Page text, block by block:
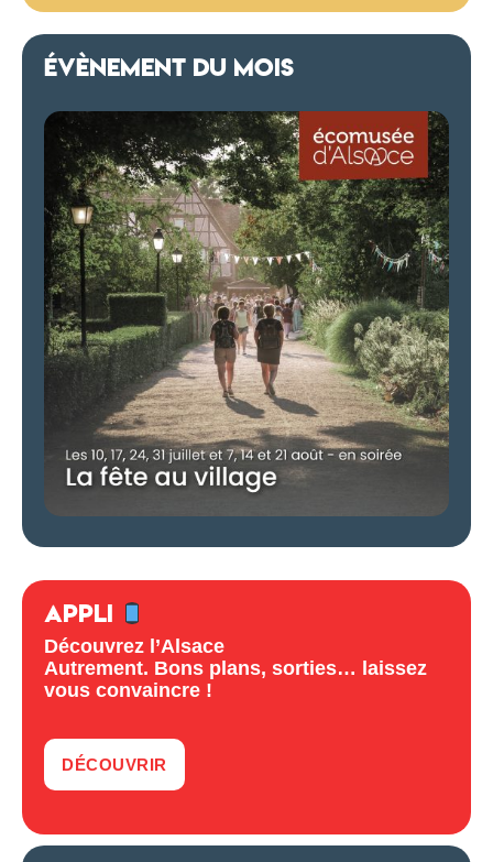
ÉVÈNEMENT DU MOIS
APPLI
Découvrez l’Alsace
Autrement. Bons plans, sorties… laissez
vous convaincre !
DÉCOUVRIR